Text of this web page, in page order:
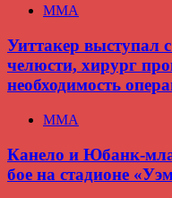
ММА
Уиттакер выступал
челюсти, хирург
необходимость
ММА
Канело и Юбанк-
бое на стадионе